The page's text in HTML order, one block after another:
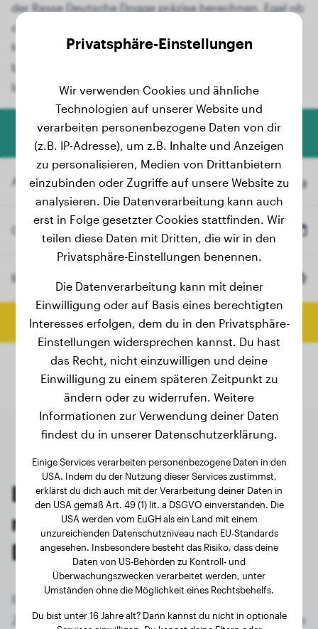
der Rasse Deutsche Dogge präzise berechnen. Egal ob
du gerade einen niedlichen Deutsche Dogge-Welpen
hast oder dein Junghund heranwächst, unser
benutzerfreundliches Tool liefert dir wertvolle
Informationen.
Hundegewicht-Rechner
Aktuelles Gewicht kg
Geburtsdatum
Rasse
Endgewicht berechnen
Letzte Wiegungen von
registrierten Deutsche
Dogge-Besitzern
Registriere dich jetzt kostenlos und erhalte
Zugriff auf alle 387 registrierten Hunde der Rasse
Privatsphäre-Einstellungen
Wir verwenden Cookies und ähnliche
Technologien auf unserer Website und
verarbeiten personenbezogene Daten von dir
(z.B. IP-Adresse), um z.B. Inhalte und Anzeigen
zu personalisieren, Medien von Drittanbietern
einzubinden oder Zugriffe auf unsere Website zu
analysieren. Die Datenverarbeitung kann auch
erst in Folge gesetzter Cookies stattfinden. Wir
teilen diese Daten mit Dritten, die wir in den
Privatsphäre-Einstellungen benennen.
Die Datenverarbeitung kann mit deiner
Einwilligung oder auf Basis eines berechtigten
Interesses erfolgen, dem du in den Privatsphäre-
Einstellungen widersprechen kannst. Du hast
das Recht, nicht einzuwilligen und deine
Einwilligung zu einem späteren Zeitpunkt zu
ändern oder zu widerrufen. Weitere
Informationen zur Verwendung deiner Daten
findest du in unserer Datenschutzerklärung.
Einige Services verarbeiten personenbezogene Daten in den
USA. Indem du der Nutzung dieser Services zustimmst,
erklärst du dich auch mit der Verarbeitung deiner Daten in
den USA gemäß Art. 49 (1) lit. a DSGVO einverstanden. Die
USA werden vom EuGH als ein Land mit einem
unzureichenden Datenschutzniveau nach EU-Standards
angesehen. Insbesondere besteht das Risiko, dass deine
Daten von US-Behörden zu Kontroll- und
Überwachungszwecken verarbeitet werden, unter
Umständen ohne die Möglichkeit eines Rechtsbehelfs.
Du bist unter 16 Jahre alt? Dann kannst du nicht in optionale